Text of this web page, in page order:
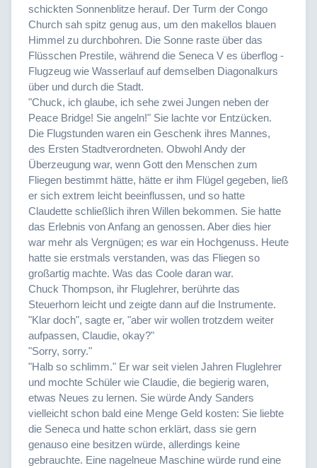
schickten Sonnenblitze herauf. Der Turm der Congo
Church sah spitz genug aus, um den makellos blauen
Himmel zu durchbohren. Die Sonne raste über das
Flüsschen Prestile, während die Seneca V es überflog -
Flugzeug wie Wasserlauf auf demselben Diagonalkurs
über und durch die Stadt.
"Chuck, ich glaube, ich sehe zwei Jungen neben der
Peace Bridge! Sie angeln!" Sie lachte vor Entzücken.
Die Flugstunden waren ein Geschenk ihres Mannes,
des Ersten Stadtverordneten. Obwohl Andy der
Überzeugung war, wenn Gott den Menschen zum
Fliegen bestimmt hätte, hätte er ihm Flügel gegeben, ließ
er sich extrem leicht beeinflussen, und so hatte
Claudette schließlich ihren Willen bekommen. Sie hatte
das Erlebnis von Anfang an genossen. Aber dies hier
war mehr als Vergnügen; es war ein Hochgenuss. Heute
hatte sie erstmals verstanden, was das Fliegen so
großartig machte. Was das Coole daran war.
Chuck Thompson, ihr Fluglehrer, berührte das
Steuerhorn leicht und zeigte dann auf die Instrumente.
"Klar doch", sagte er, "aber wir wollen trotzdem weiter
aufpassen, Claudie, okay?"
"Sorry, sorry."
"Halb so schlimm." Er war seit vielen Jahren Fluglehrer
und mochte Schüler wie Claudie, die begierig waren,
etwas Neues zu lernen. Sie würde Andy Sanders
vielleicht schon bald eine Menge Geld kosten: Sie liebte
die Seneca und hatte schon erklärt, dass sie gern
genauso eine besitzen würde, allerdings keine
gebrauchte. Eine nagelneue Maschine würde rund eine